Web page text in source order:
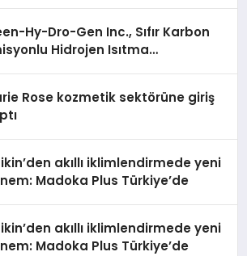
Hy-Dro-Gen Inc., Sıfır Karbon
Hidrojen Isıtma
Rose kozmetik sektörüne giriş
akıllı iklimlendirmede yeni
Madoka Plus Türkiye’de
akıllı iklimlendirmede yeni
Madoka Plus Türkiye’de